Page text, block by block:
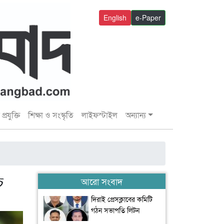
e-Paper
English
শিক্ষা ও সংস্কৃতি লাইফস্টাইল অন্যান্য
আরো সংবাদ
দিরাই প্রেসক্লাবের কমিটি
গঠন সভাপতি লিটন